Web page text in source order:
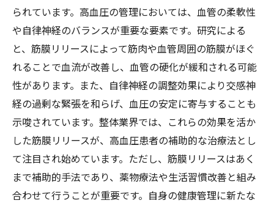
られています。高血圧の管理においては、血管の柔軟性
や自律神経のバランスが重要な要素です。研究による
と、筋膜リリースによって筋肉や血管周囲の筋膜がほぐ
れることで血流が改善し、血管の硬化が緩和される可能
性があります。また、自律神経の調整効果により交感神
経の過剰な緊張を和らげ、血圧の安定に寄与することも
示唆されています。整体業界では、これらの効果を活か
した筋膜リリースが、高血圧患者の補助的な治療法とし
て注目され始めています。ただし、筋膜リリースはあく
まで補助的手法であり、薬物療法や生活習慣改善と組み
合わせて行うことが重要です。自身の健康管理に新たな